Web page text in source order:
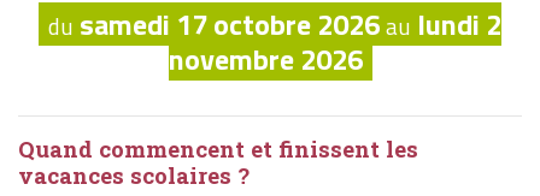
du samedi 17 octobre 2026au lundi 2
novembre 2026
Quand commencent et finissent les
vacances scolaires ?